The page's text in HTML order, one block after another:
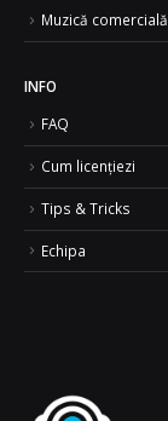
Muzică comercială
INFO
FAQ
Cum licențiezi
Tips & Tricks
Echipa